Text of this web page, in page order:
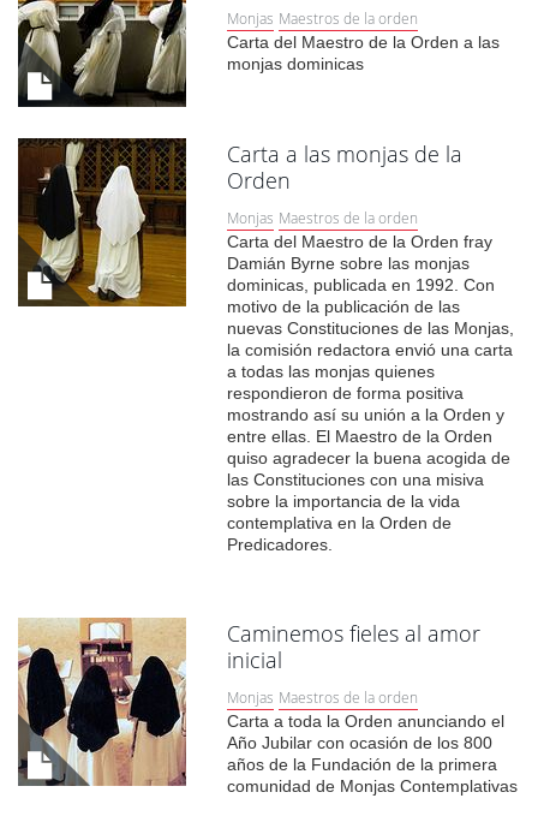
Monjas Maestros de la orden
Carta del Maestro de la Orden a las
monjas dominicas
Carta a las monjas de la
Orden
Monjas Maestros de la orden
Carta del Maestro de la Orden fray
Damián Byrne sobre las monjas
dominicas, publicada en 1992. Con
motivo de la publicación de las
nuevas Constituciones de las Monjas,
la comisión redactora envió una carta
a todas las monjas quienes
respondieron de forma positiva
mostrando así su unión a la Orden y
entre ellas. El Maestro de la Orden
quiso agradecer la buena acogida de
las Constituciones con una misiva
sobre la importancia de la vida
contemplativa en la Orden de
Predicadores.
Caminemos fieles al amor
inicial
Monjas Maestros de la orden
Carta a toda la Orden anunciando el
Año Jubilar con ocasión de los 800
años de la Fundación de la primera
comunidad de Monjas Contemplativas